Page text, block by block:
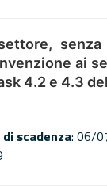
ai
4.2 e 4.3
scadenza: 06/